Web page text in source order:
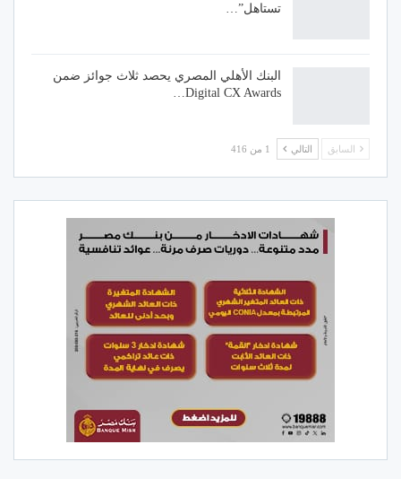
تستاهل”…
البنك الأهلي المصري يحصد ثلاث جوائز ضمن
Digital CX Awards…
السابق التالي 1 من 416